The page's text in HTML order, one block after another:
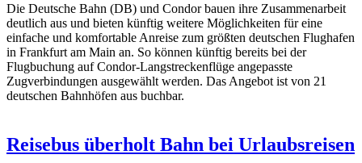
Die Deutsche Bahn (DB) und Condor bauen ihre Zusammenarbeit
deutlich aus und bieten künftig weitere Möglichkeiten für eine
einfache und komfortable Anreise zum größten deutschen Flughafen
in Frankfurt am Main an. So können künftig bereits bei der
Flugbuchung auf Condor-Langstreckenflüge angepasste
Zugverbindungen ausgewählt werden. Das Angebot ist von 21
deutschen Bahnhöfen aus buchbar.
Reisebus überholt Bahn bei Urlaubsreisen